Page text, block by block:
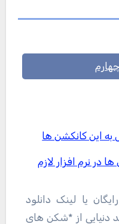
به این کانکشن ها
در نرم افزار لازم
یا لینک دانلود
دنیایی از *شکن های